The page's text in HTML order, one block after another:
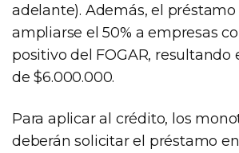
adelante). Además, el
ampliarse el 50% a empresas
positivo del FOGAR,
de $6.000.000.
Para aplicar al crédito, los
deberán solicitar el préstamo